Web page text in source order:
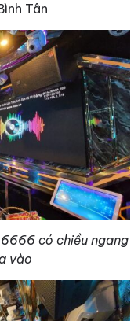
Tân
có chiều ngang
vào